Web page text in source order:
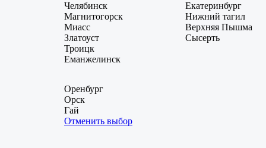
Челябинск
Магнитогорск
Миасс
Златоуст
Троицк
Еманжелинск
Екатеринбург
Нижний тагил
Верхняя Пышма
Сысерть
Оренбург
Орск
Гай
Отменить выбор